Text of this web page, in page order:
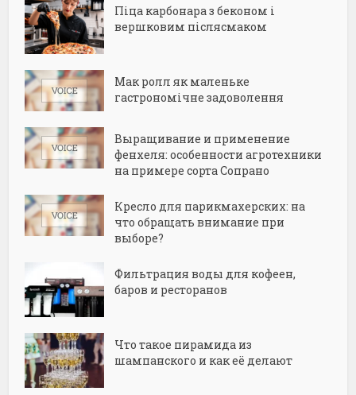
Піца карбонара з беконом і
вершковим післясмаком
Мак ролл як маленьке
гастрономічне задоволення
Выращивание и применение
фенхеля: особенности агротехники
на примере сорта Сопрано
Кресло для парикмахерских: на
что обращать внимание при
выборе?
Фильтрация воды для кофеен,
баров и ресторанов
Что такое пирамида из
шампанского и как её делают